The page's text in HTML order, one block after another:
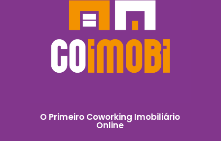
O Primeiro Coworking Imobiliário
Online